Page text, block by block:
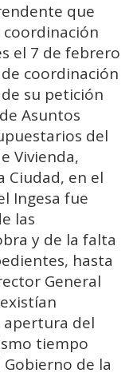
que
el 7 de febrero
coordinación
su petición
Asuntos
del
Vivienda,
Ciudad, en el
Ingesa fue
las
y de la falta
hasta
General
apertura del
tiempo
de la